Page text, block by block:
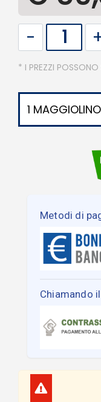
* I PREZZI POSSONO
1
Metodi di
Chiamando